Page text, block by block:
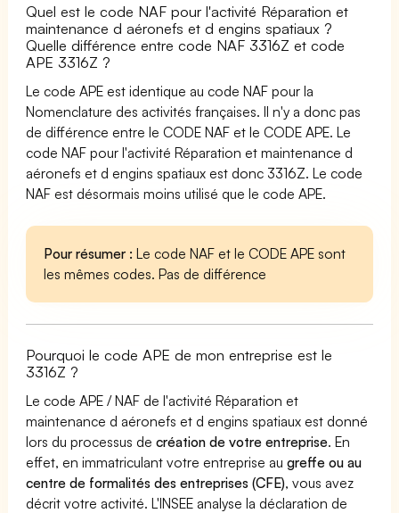
Quel est le code NAF pour l'activité Réparation et
maintenance d aéronefs et d engins spatiaux ?
Quelle différence entre code NAF 3316Z et code
APE 3316Z ?
Le code APE est identique au code NAF pour la
Nomenclature des activités françaises. Il n'y a donc pas
de différence entre le CODE NAF et le CODE APE. Le
code NAF pour l'activité Réparation et maintenance d
aéronefs et d engins spatiaux est donc 3316Z. Le code
NAF est désormais moins utilisé que le code APE.
Pour résumer : Le code NAF et le CODE APE sont
les mêmes codes. Pas de différence
Pourquoi le code APE de mon entreprise est le
3316Z ?
Le code APE / NAF de l'activité Réparation et
maintenance d aéronefs et d engins spatiaux est donné
lors du processus decréation de votre entreprise. En
effet, en immatriculant votre entreprise augreffe ou au
centre de formalités des entreprises (CFE), vous avez
décrit votre activité. L'INSEE analyse la déclaration de